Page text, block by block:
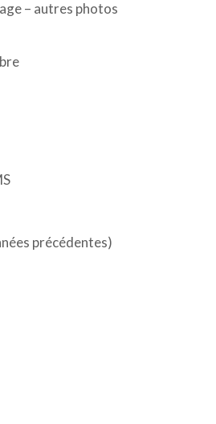
– autres photos
précédentes)